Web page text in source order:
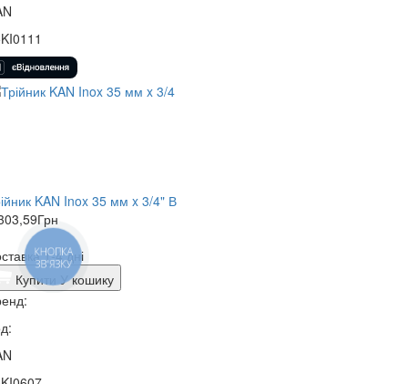
KAN Inox 35 мм x 3/4" В
Грн
1-4 дні
Купити У кошику
КНОПКА
ЗВ'ЯЗКУ